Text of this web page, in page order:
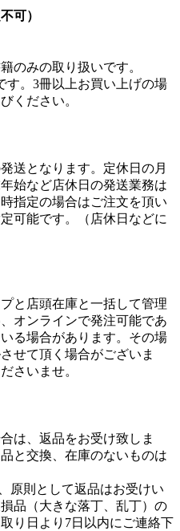
可）
のみの取り扱いです。
す。3冊以上お買い上げの場
ください。
送となります。定休日の月
始など店休日の発送業務は
指定の場合はご注文を頂い
可能です。（店休日などに
と店頭在庫と一括して管理
オンラインで発注可能であ
る場合があります。その場
せて頂く場合がございま
さいませ。
は、返品をお受け致しま
と交換、在庫のないものは
原則として返品はお受けい
品（大きな落丁、乱丁）の
り日より7日以内にご連絡下